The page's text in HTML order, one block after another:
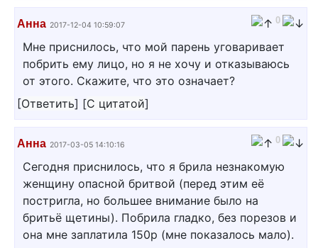
Анна 2017-12-04 10:59:07 0
Мне приснилось, что мой парень уговаривает
побрить ему лицо, но я не хочу и отказываюсь
от этого. Скажите, что это означает?
[Ответить] [С цитатой]
Анна 2017-03-05 14:10:16 0
Сегодня приснилось, что я брила незнакомую
женщину опасной бритвой (перед этим её
постригла, но большее внимание было на
бритьё щетины). Побрила гладко, без порезов и
она мне заплатила 150р (мне показалось мало).